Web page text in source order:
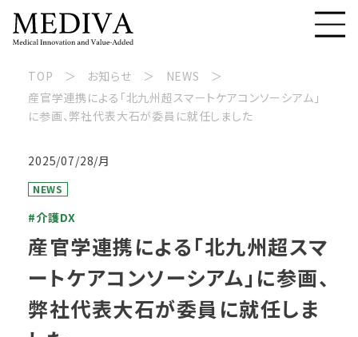
TOP お知らせ
NEWS
産官学連携による「北九州超スマートケアコンソーシアム」
に参画、弊社代表大石が委員に就任しました
2025/07/28/月
NEWS
#介護DX
産官学連携による「北九州超スマ
ートケアコンソーシアム」に参画、
弊社代表大石が委員に就任しま